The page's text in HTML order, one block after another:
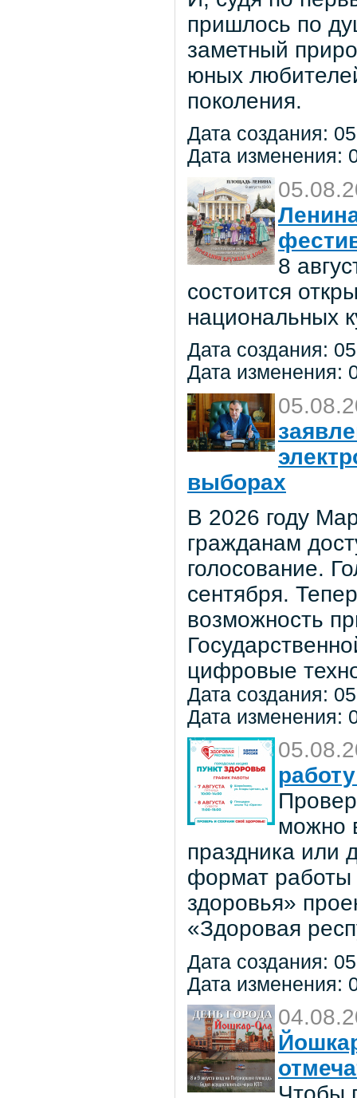
пришлось по
заметный
юных
поколения.
Дата создания:
Дата изменения:
8
состоится
национальных
Дата создания:
Дата изменения:
выборах
В 2026 году
гражданам
голосование.
сентября.
возможность
цифровые
Дата создания:
Дата изменения:
можно
праздника или
формат работы
здоровья»
«Здоровая
Дата создания:
Дата изменения: